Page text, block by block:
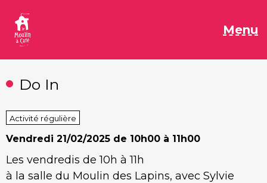
contenu
Menu
Do In
Activité régulière
Vendredi 21/02/2025 de 10h00 à 11h00
Les vendredis de 10h à 11h
à la salle du Moulin des Lapins, avec Sylvie